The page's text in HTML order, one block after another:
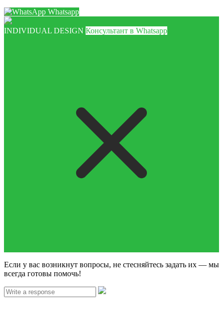
Whatsapp
INDIVIDUAL DESIGN Консультант в Whatsapp
Если у вас возникнут вопросы, не стесняйтесь задать их — мы
всегда готовы помочь!